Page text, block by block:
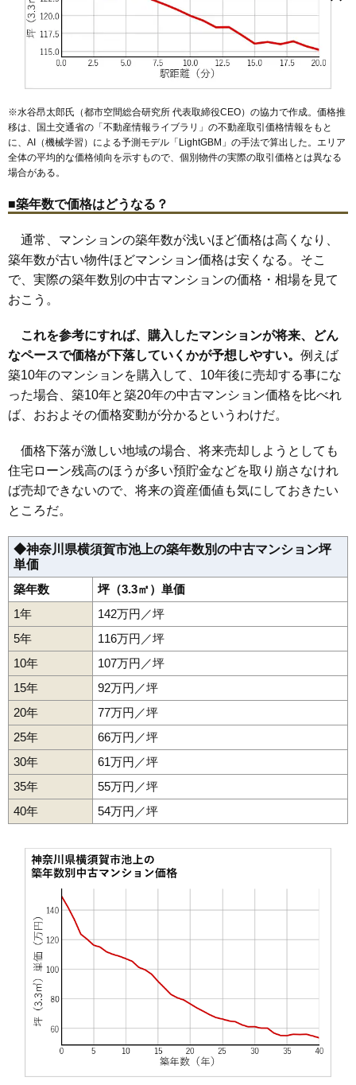
相場 1,750万円～1,950万円
(22.2万円/㎡~24.7万円/㎡)
マンションナビで
無料一括査定をする
よこすか四季の街パークヒルズ
住所 神奈川県横須賀市池田町1丁目
交通 新大津駅（8分）
相場 1,840万円～2,040万円
(23.3万円/㎡~25.8万円/㎡)
マンションナビで
無料一括査定をする
ルネ北久里浜エリアコート
交通
北久里浜駅（3分）、新大津駅（21分）、京急久里
浜駅（29分）
相場 3,340万円～3,640万円
(41.2万円/㎡~44.9万円/㎡)
無料一括査定をする
ルネ北久里浜ソラヒルズエアリーコート
住所
交通 北久里浜駅（3分）
相場
(41.2万円/㎡~44.9万円/㎡)
マンションナビで
無料一括査定をする
池田マンション
住所 神奈川県横須賀市池田町2丁目
交通 北久里浜駅（13分）、京急久里浜駅（16分）
相場 320万円～420万円
(9.1万円/㎡~12.0万円/㎡)
マンションナビで
無料一括査定をする
パルテール湘南くりはま7番館
住所 神奈川県横須賀市池田町5丁目
相場 2,120万円～2,320万円
(26.5万円/㎡~29.0万円/㎡)
マンションナビで
無料一括査定をする
※水谷昂太郎氏（都市空間総合研究所 代表取締役CEO）の協力で作成。価格推
移は、国土交通省の「不動産情報ライブラリ 」の不動産取引価格情報をもと
に、AI（機械学習）による予測モデル「LightGBM」の手法で算出した。エリア
全体の平均的な価格傾向を示すもので、個別物件の実際の取引価格とは異なる
場合がある。
■築年数で価格はどうなる？
通常、マンションの築年数が浅いほど価格は高くなり、
築年数が古い物件ほどマンション価格は安くなる。そこ
で、実際の築年数別の中古マンションの価格・相場を見て
おこう。
これを参考にすれば、購入したマンションが将来、どん
なペースで価格が下落していくかが予想しやすい。 例えば
築10年のマンションを購入して、10年後に売却する事にな
った場合、築10年と築20年の中古マンション価格を比べれ
ば、おおよその価格変動が分かるというわけだ。
価格下落が激しい地域の場合、将来売却しようとしても
住宅ローン残高のほうが多い預貯金などを取り崩さなけれ
ば売却できないので、将来の資産価値も気にしておきたい
ところだ。
◆神奈川県横須賀市池上の築年数別の中古マンション坪
単価
築年数
坪（3.3㎡）単価
1年
142万円／坪
5年
116万円／坪
10年
107万円／坪
15年
92万円／坪
20年
77万円／坪
25年
66万円／坪
30年
61万円／坪
35年
55万円／坪
40年
54万円／坪
鴨居
グリーンハイツ
桜が丘佐島佐原汐入町湘南鷹取田浦町武津久井長井長浦町
長坂長沢長瀬夏島町西浦賀西逸見町根岸町野比ハイランド
船越町平成町
本町馬堀海岸三春町森崎安浦町吉井米が浜通若松町東浦賀
逸見駅汐入駅横須賀中央駅県立大学駅堀ノ内駅京急大津駅
馬堀海岸駅
北久里浜駅京急久里浜駅
YRP野比駅